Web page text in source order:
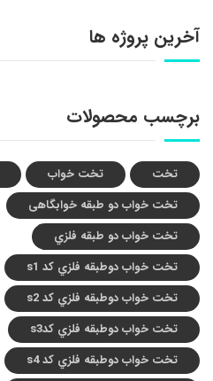
آخرین پروژه ها
برچسب محصولات
تخت تخت خواب
تخت خواب دو طبقه خوابگاهی
تخت خواب دو طبقه فلزي
تخت خواب دوطبقه فلزي کد s1
تخت خواب دوطبقه فلزي کد s2
تخت خواب دوطبقه فلزي کدs3
تخت خواب دوطبقه فلزي کد s4